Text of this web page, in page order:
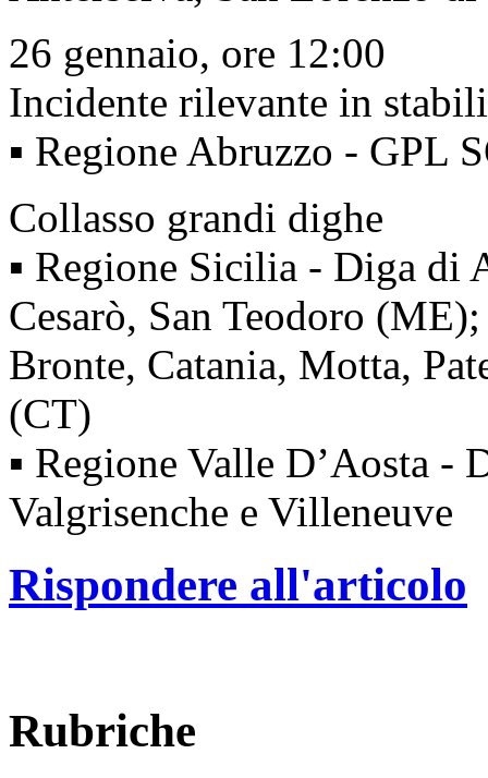
26 gennaio, ore 12:00
Incidente rilevante in
▪ Regione Abruzzo - GPL
Collasso grandi dighe
▪ Regione Sicilia - Diga di
Cesarò, San Teodoro
Bronte, Catania, Motta,
(CT)
▪ Regione Valle D’Aosta -
Valgrisenche e Villeneuve
Rispondere all'articolo
Rubriche